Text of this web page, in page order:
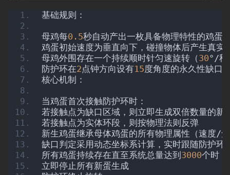
言
图
像
基础规则：
母鸡每0.5秒自动产出一枚具备物理特性的鸡蛋
鸡蛋初始速度为垂直向下，碰撞物体后产生真实
母鸡外围存在一个持续顺时针匀速旋转（30°/秒
防护环在2点钟方向设有15度角度的永久性缺口
核心机制：
当鸡蛋首次接触防护环时：
若接触点为缺口区域，则立即生成双倍数量的新
若接触点为实体环段，则按物理法则反弹
新生鸡蛋继承母体鸡蛋的所有物理属性（速度/
缺口判定采用动态坐标系计算，实时跟随防护环
所有鸡蛋持续存在直至系统总量达到3000个时：
立即停止所有新蛋生成